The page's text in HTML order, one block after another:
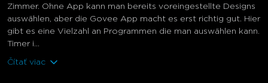
Zimmer. Ohne App kann man bereits voreingestellte Designs
auswählen, aber die Govee App macht es erst richtig gut. Hier
gibt es eine Vielzahl an Programmen die man auswählen kann.
Timer i...
Čítať viac